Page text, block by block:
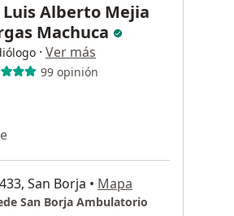
Luis Alberto Mejia
Machuca
· Ver más
99 opinión
San Borja • Mapa
San Borja Ambulatorio